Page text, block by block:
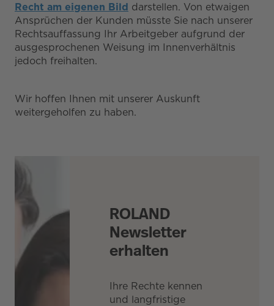
Recht am eigenen Bild darstellen. Von etwaigen
Ansprüchen der Kunden müsste Sie nach unserer
Rechtsauffassung Ihr Arbeitgeber aufgrund der
ausgesprochenen Weisung im Innenverhältnis
jedoch freihalten.
Wir hoffen Ihnen mit unserer Auskunft
weitergeholfen zu haben.
ROLAND
Newsletter
erhalten
Ihre Rechte kennen
und langfristige